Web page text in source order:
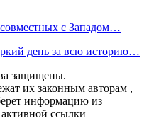
совместных с Западом…
день за всю историю…
защищены.
их законным авторам ,
информацию из
ссылки